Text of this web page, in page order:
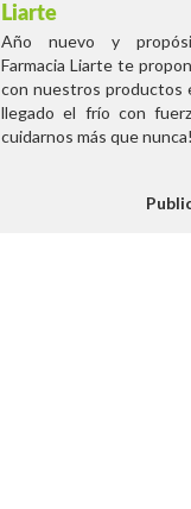
Liarte
Año nuevo y
Farmacia Liarte te
con nuestros productos
llegado el frío con
cuidarnos más que